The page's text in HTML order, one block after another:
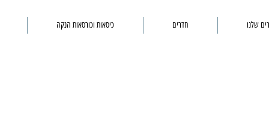
שלנו חדרים כיסאות וכורסאות הנקה